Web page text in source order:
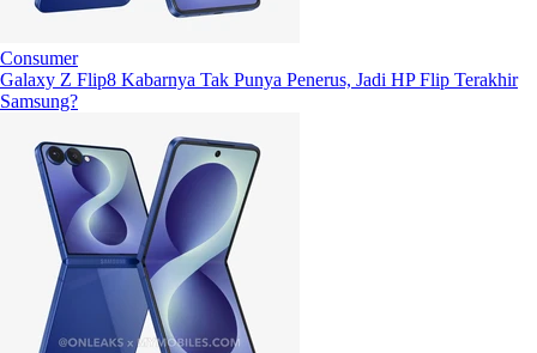
Consumer
Galaxy Z Flip8 Kabarnya Tak Punya Penerus, Jadi HP Flip Terakhir
Samsung?